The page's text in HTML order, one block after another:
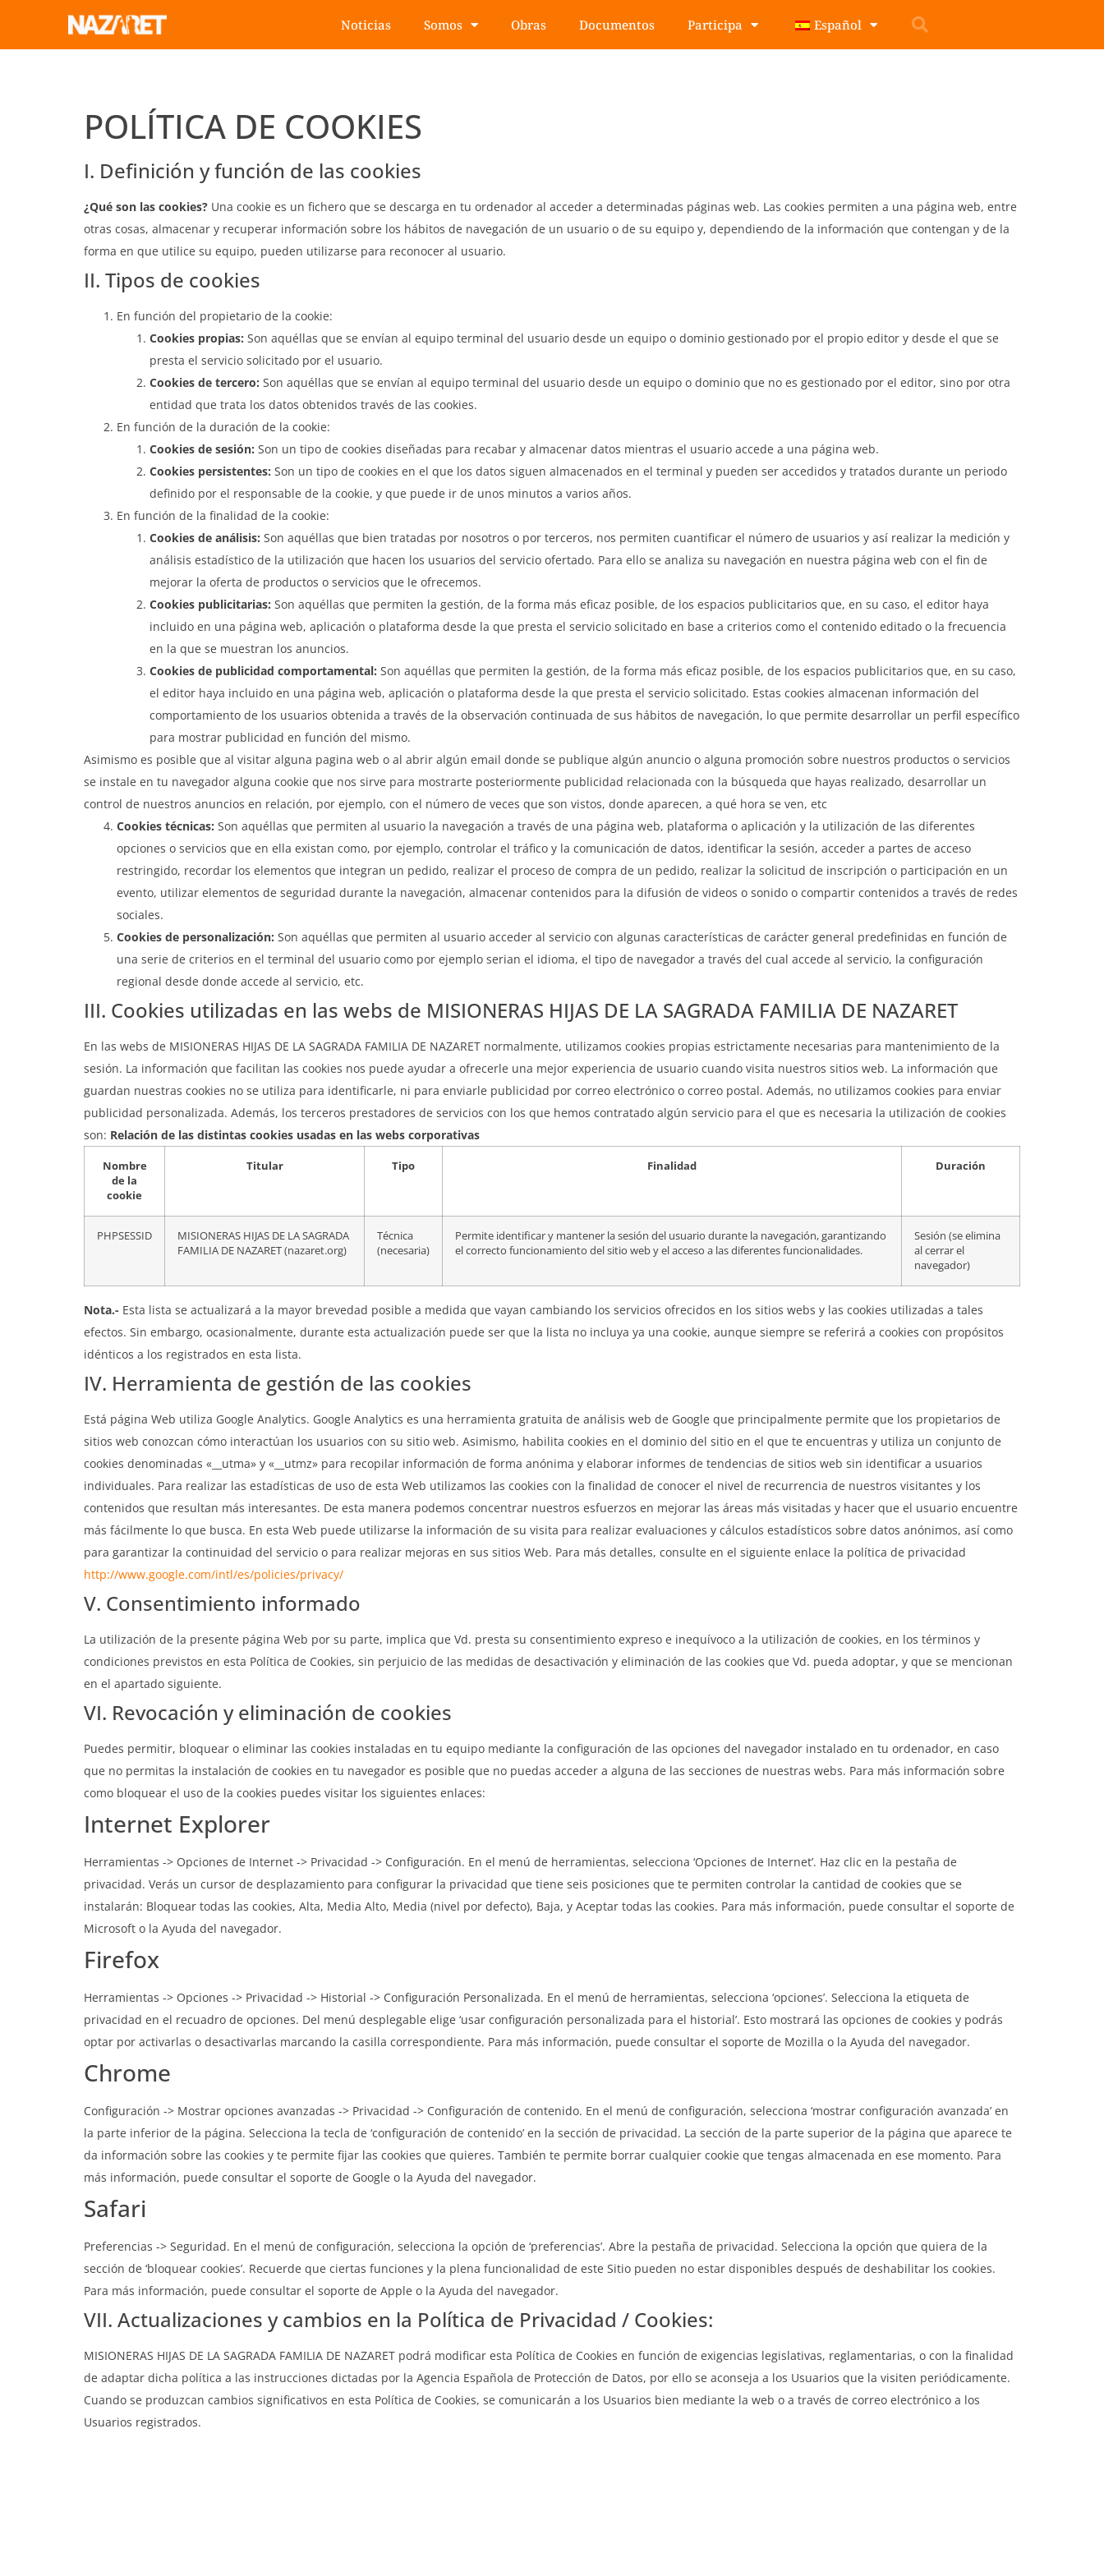
Noticias Somos Obras Documentos Participa Español
POLÍTICA DE COOKIES
I. Definición y función de las cookies
¿Qué son las cookies? Una cookie es un fichero que se descarga en tu ordenador al acceder a determinadas páginas web. Las cookies permiten a una página web, entre
otras cosas, almacenar y recuperar información sobre los hábitos de navegación de un usuario o de su equipo y, dependiendo de la información que contengan y de la
forma en que utilice su equipo, pueden utilizarse para reconocer al usuario.
II. Tipos de cookies
En función del propietario de la cookie:
Cookies propias: Son aquéllas que se envían al equipo terminal del usuario desde un equipo o dominio gestionado por el propio editor y desde el que se
presta el servicio solicitado por el usuario.
Cookies de tercero: Son aquéllas que se envían al equipo terminal del usuario desde un equipo o dominio que no es gestionado por el editor, sino por otra
entidad que trata los datos obtenidos través de las cookies.
En función de la duración de la cookie:
Cookies de sesión: Son un tipo de cookies diseñadas para recabar y almacenar datos mientras el usuario accede a una página web.
Cookies persistentes: Son un tipo de cookies en el que los datos siguen almacenados en el terminal y pueden ser accedidos y tratados durante un periodo
definido por el responsable de la cookie, y que puede ir de unos minutos a varios años.
En función de la finalidad de la cookie:
Cookies de análisis: Son aquéllas que bien tratadas por nosotros o por terceros, nos permiten cuantificar el número de usuarios y así realizar la medición y
análisis estadístico de la utilización que hacen los usuarios del servicio ofertado. Para ello se analiza su navegación en nuestra página web con el fin de
mejorar la oferta de productos o servicios que le ofrecemos.
Cookies publicitarias: Son aquéllas que permiten la gestión, de la forma más eficaz posible, de los espacios publicitarios que, en su caso, el editor haya
incluido en una página web, aplicación o plataforma desde la que presta el servicio solicitado en base a criterios como el contenido editado o la frecuencia
en la que se muestran los anuncios.
Cookies de publicidad comportamental: Son aquéllas que permiten la gestión, de la forma más eficaz posible, de los espacios publicitarios que, en su caso,
el editor haya incluido en una página web, aplicación o plataforma desde la que presta el servicio solicitado. Estas cookies almacenan información del
comportamiento de los usuarios obtenida a través de la observación continuada de sus hábitos de navegación, lo que permite desarrollar un perfil específico
para mostrar publicidad en función del mismo.
Asimismo es posible que al visitar alguna pagina web o al abrir algún email donde se publique algún anuncio o alguna promoción sobre nuestros productos o servicios
se instale en tu navegador alguna cookie que nos sirve para mostrarte posteriormente publicidad relacionada con la búsqueda que hayas realizado, desarrollar un
control de nuestros anuncios en relación, por ejemplo, con el número de veces que son vistos, donde aparecen, a qué hora se ven, etc
Cookies técnicas: Son aquéllas que permiten al usuario la navegación a través de una página web, plataforma o aplicación y la utilización de las diferentes
opciones o servicios que en ella existan como, por ejemplo, controlar el tráfico y la comunicación de datos, identificar la sesión, acceder a partes de acceso
restringido, recordar los elementos que integran un pedido, realizar el proceso de compra de un pedido, realizar la solicitud de inscripción o participación en un
evento, utilizar elementos de seguridad durante la navegación, almacenar contenidos para la difusión de videos o sonido o compartir contenidos a través de redes
sociales.
Cookies de personalización: Son aquéllas que permiten al usuario acceder al servicio con algunas características de carácter general predefinidas en función de
una serie de criterios en el terminal del usuario como por ejemplo serian el idioma, el tipo de navegador a través del cual accede al servicio, la configuración
regional desde donde accede al servicio, etc.
III. Cookies utilizadas en las webs de MISIONERAS HIJAS DE LA SAGRADA FAMILIA DE NAZARET
En las webs de MISIONERAS HIJAS DE LA SAGRADA FAMILIA DE NAZARET normalmente, utilizamos cookies propias estrictamente necesarias para mantenimiento de la
sesión. La información que facilitan las cookies nos puede ayudar a ofrecerle una mejor experiencia de usuario cuando visita nuestros sitios web. La información que
guardan nuestras cookies no se utiliza para identificarle, ni para enviarle publicidad por correo electrónico o correo postal. Además, no utilizamos cookies para enviar
publicidad personalizada. Además, los terceros prestadores de servicios con los que hemos contratado algún servicio para el que es necesaria la utilización de cookies
son: Relación de las distintas cookies usadas en las webs corporativas
Nombre
de la
cookie
Titular Tipo Finalidad Duración
PHPSESSID
MISIONERAS HIJAS DE LA SAGRADA
FAMILIA DE NAZARET (nazaret.org)
Técnica
(necesaria)
Permite identificar y mantener la sesión del usuario durante la navegación, garantizando
el correcto funcionamiento del sitio web y el acceso a las diferentes funcionalidades.
Sesión (se elimina
al cerrar el
navegador)
Nota.- Esta lista se actualizará a la mayor brevedad posible a medida que vayan cambiando los servicios ofrecidos en los sitios webs y las cookies utilizadas a tales
efectos. Sin embargo, ocasionalmente, durante esta actualización puede ser que la lista no incluya ya una cookie, aunque siempre se referirá a cookies con propósitos
idénticos a los registrados en esta lista.
IV. Herramienta de gestión de las cookies
Está página Web utiliza Google Analytics. Google Analytics es una herramienta gratuita de análisis web de Google que principalmente permite que los propietarios de
sitios web conozcan cómo interactúan los usuarios con su sitio web. Asimismo, habilita cookies en el dominio del sitio en el que te encuentras y utiliza un conjunto de
cookies denominadas «__utma» y «__utmz» para recopilar información de forma anónima y elaborar informes de tendencias de sitios web sin identificar a usuarios
individuales. Para realizar las estadísticas de uso de esta Web utilizamos las cookies con la finalidad de conocer el nivel de recurrencia de nuestros visitantes y los
contenidos que resultan más interesantes. De esta manera podemos concentrar nuestros esfuerzos en mejorar las áreas más visitadas y hacer que el usuario encuentre
más fácilmente lo que busca. En esta Web puede utilizarse la información de su visita para realizar evaluaciones y cálculos estadísticos sobre datos anónimos, así como
para garantizar la continuidad del servicio o para realizar mejoras en sus sitios Web. Para más detalles, consulte en el siguiente enlace la política de privacidad
http://www.google.com/intl/es/policies/privacy/
V. Consentimiento informado
La utilización de la presente página Web por su parte, implica que Vd. presta su consentimiento expreso e inequívoco a la utilización de cookies, en los términos y
condiciones previstos en esta Política de Cookies, sin perjuicio de las medidas de desactivación y eliminación de las cookies que Vd. pueda adoptar, y que se mencionan
en el apartado siguiente.
VI. Revocación y eliminación de cookies
Puedes permitir, bloquear o eliminar las cookies instaladas en tu equipo mediante la configuración de las opciones del navegador instalado en tu ordenador, en caso
que no permitas la instalación de cookies en tu navegador es posible que no puedas acceder a alguna de las secciones de nuestras webs. Para más información sobre
como bloquear el uso de la cookies puedes visitar los siguientes enlaces:
Internet Explorer
Herramientas -> Opciones de Internet -> Privacidad -> Configuración. En el menú de herramientas, selecciona ‘Opciones de Internet’. Haz clic en la pestaña de
privacidad. Verás un cursor de desplazamiento para configurar la privacidad que tiene seis posiciones que te permiten controlar la cantidad de cookies que se
instalarán: Bloquear todas las cookies, Alta, Media Alto, Media (nivel por defecto), Baja, y Aceptar todas las cookies. Para más información, puede consultar el soporte de
Microsoft o la Ayuda del navegador.
Firefox
Herramientas -> Opciones -> Privacidad -> Historial -> Configuración Personalizada. En el menú de herramientas, selecciona ‘opciones’. Selecciona la etiqueta de
privacidad en el recuadro de opciones. Del menú desplegable elige ‘usar configuración personalizada para el historial’. Esto mostrará las opciones de cookies y podrás
optar por activarlas o desactivarlas marcando la casilla correspondiente. Para más información, puede consultar el soporte de Mozilla o la Ayuda del navegador.
Chrome
Configuración -> Mostrar opciones avanzadas -> Privacidad -> Configuración de contenido. En el menú de configuración, selecciona ‘mostrar configuración avanzada’ en
la parte inferior de la página. Selecciona la tecla de ‘configuración de contenido’ en la sección de privacidad. La sección de la parte superior de la página que aparece te
da información sobre las cookies y te permite fijar las cookies que quieres. También te permite borrar cualquier cookie que tengas almacenada en ese momento. Para
más información, puede consultar el soporte de Google o la Ayuda del navegador.
Safari
Preferencias -> Seguridad. En el menú de configuración, selecciona la opción de ‘preferencias’. Abre la pestaña de privacidad. Selecciona la opción que quiera de la
sección de ‘bloquear cookies’. Recuerde que ciertas funciones y la plena funcionalidad de este Sitio pueden no estar disponibles después de deshabilitar los cookies.
Para más información, puede consultar el soporte de Apple o la Ayuda del navegador.
VII. Actualizaciones y cambios en la Política de Privacidad / Cookies:
MISIONERAS HIJAS DE LA SAGRADA FAMILIA DE NAZARET podrá modificar esta Política de Cookies en función de exigencias legislativas, reglamentarias, o con la finalidad
de adaptar dicha política a las instrucciones dictadas por la Agencia Española de Protección de Datos, por ello se aconseja a los Usuarios que la visiten periódicamente.
Cuando se produzcan cambios significativos en esta Política de Cookies, se comunicarán a los Usuarios bien mediante la web o a través de correo electrónico a los
Usuarios registrados.